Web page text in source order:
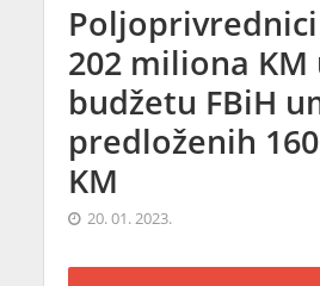
202 miliona KM
budžetu FBiH
predloženih
KM
20. 01. 2023.